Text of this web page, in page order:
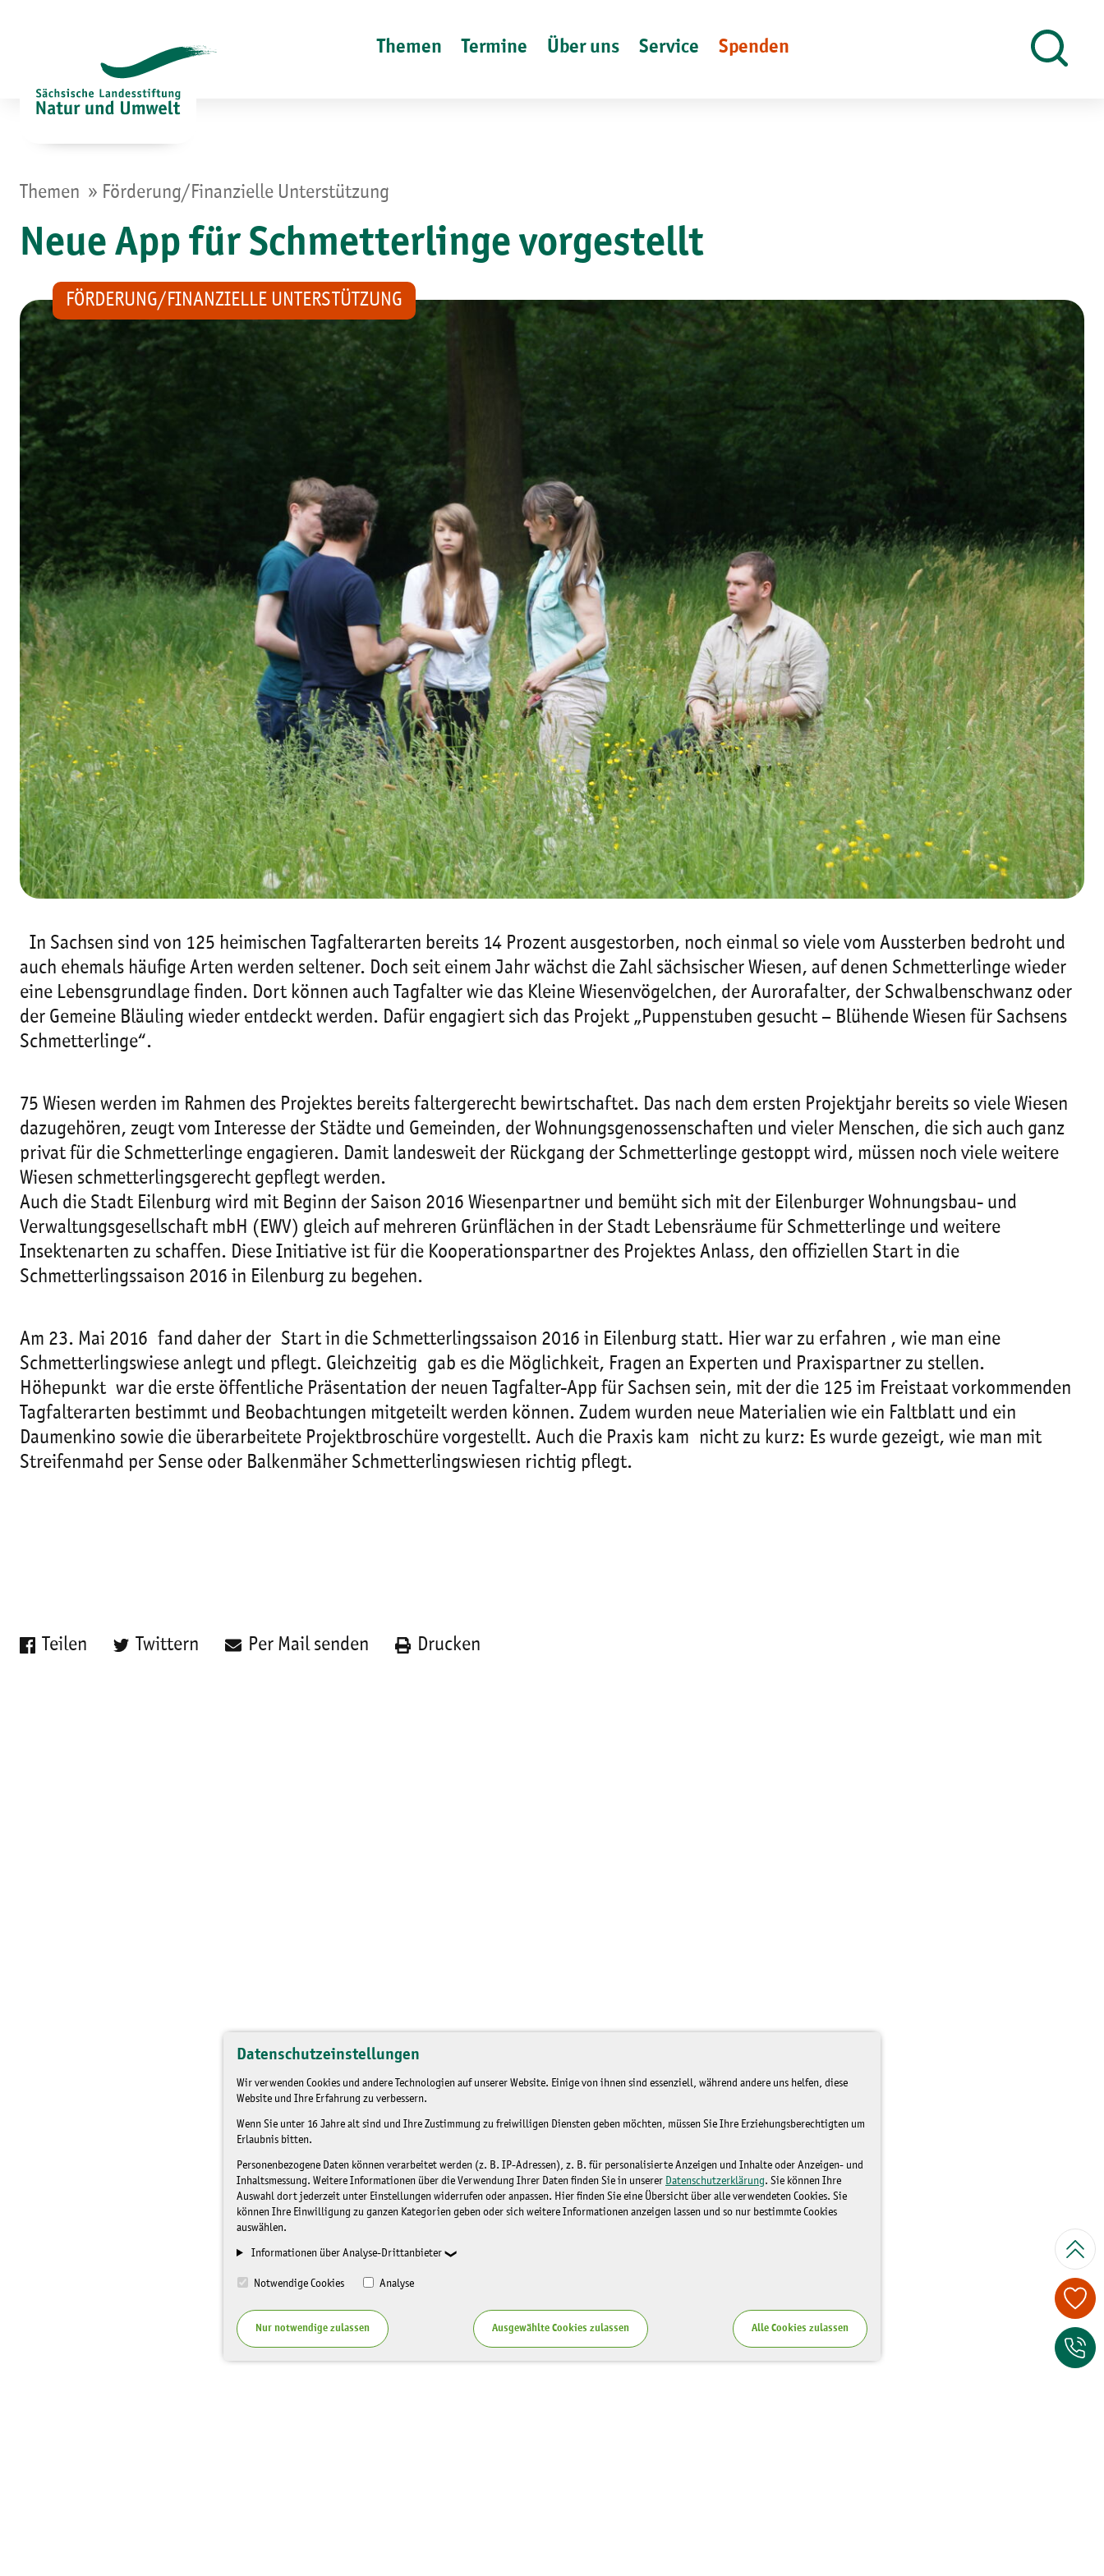
Datenschutzeinstellungen
Wir verwenden Cookies und andere Technologien auf unserer Website. Einige von ihnen sind essenziell, während andere uns helfen, diese
Website und Ihre Erfahrung zu verbessern.
Wenn Sie unter 16 Jahre alt sind und Ihre Zustimmung zu freiwilligen Diensten geben möchten, müssen Sie Ihre Erziehungsberechtigten um
Erlaubnis bitten.
Personenbezogene Daten können verarbeitet werden (z. B. IP-Adressen), z. B. für personalisierte Anzeigen und Inhalte oder Anzeigen- und
Inhaltsmessung. Weitere Informationen über die Verwendung Ihrer Daten finden Sie in unserer Datenschutzerklärung. Sie können Ihre
Auswahl dort jederzeit unter Einstellungen widerrufen oder anpassen. Hier finden Sie eine Übersicht über alle verwendeten Cookies. Sie
können Ihre Einwilligung zu ganzen Kategorien geben oder sich weitere Informationen anzeigen lassen und so nur bestimmte Cookies
auswählen.
Informationen über Analyse-Drittanbieter
Notwendige Cookies Analyse
Nur notwendige zulassen Ausgewählte Cookies zulassen Alle Cookies zulassen
Themen Termine Über uns Service Spenden
Themen » Förderung/Finanzielle Unterstützung
Neue App für Schmetterlinge vorgestellt
FÖRDERUNG/FINANZIELLE UNTERSTÜTZUNG
In Sachsen sind von 125 heimischen Tagfalterarten bereits 14 Prozent ausgestorben, noch einmal so viele vom Aussterben bedroht und
auch ehemals häufige Arten werden seltener. Doch seit einem Jahr wächst die Zahl sächsischer Wiesen, auf denen Schmetterlinge wieder
eine Lebensgrundlage finden. Dort können auch Tagfalter wie das Kleine Wiesenvögelchen, der Aurorafalter, der Schwalbenschwanz oder
der Gemeine Bläuling wieder entdeckt werden. Dafür engagiert sich das Projekt „Puppenstuben gesucht – Blühende Wiesen für Sachsens
Schmetterlinge“.
75 Wiesen werden im Rahmen des Projektes bereits faltergerecht bewirtschaftet. Das nach dem ersten Projektjahr bereits so viele Wiesen
dazugehören, zeugt vom Interesse der Städte und Gemeinden, der Wohnungsgenossenschaften und vieler Menschen, die sich auch ganz
privat für die Schmetterlinge engagieren. Damit landesweit der Rückgang der Schmetterlinge gestoppt wird, müssen noch viele weitere
Wiesen schmetterlingsgerecht gepflegt werden.
Auch die Stadt Eilenburg wird mit Beginn der Saison 2016 Wiesenpartner und bemüht sich mit der Eilenburger Wohnungsbau- und
Verwaltungsgesellschaft mbH (EWV) gleich auf mehreren Grünflächen in der Stadt Lebensräume für Schmetterlinge und weitere
Insektenarten zu schaffen. Diese Initiative ist für die Kooperationspartner des Projektes Anlass, den offiziellen Start in die
Schmetterlingssaison 2016 in Eilenburg zu begehen.
Am 23. Mai 2016 fand daher der Start in die Schmetterlingssaison 2016 in Eilenburg statt. Hier war zu erfahren , wie man eine
Schmetterlingswiese anlegt und pflegt. Gleichzeitig gab es die Möglichkeit, Fragen an Experten und Praxispartner zu stellen.
Höhepunkt war die erste öffentliche Präsentation der neuen Tagfalter-App für Sachsen sein, mit der die 125 im Freistaat vorkommenden
Tagfalterarten bestimmt und Beobachtungen mitgeteilt werden können. Zudem wurden neue Materialien wie ein Faltblatt und ein
Daumenkino sowie die überarbeitete Projektbroschüre vorgestellt. Auch die Praxis kam nicht zu kurz: Es wurde gezeigt, wie man mit
Streifenmahd per Sense oder Balkenmäher Schmetterlingswiesen richtig pflegt.
Teilen Twittern Per Mail senden Drucken
Spenden Sie
Zum